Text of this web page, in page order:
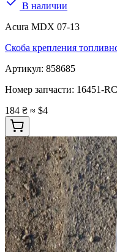
В наличии
Acura MDX 07-13
Скоба крепления
Артикул: 858685
Номер запчасти: 16451-
184 ₴ ≈ $4